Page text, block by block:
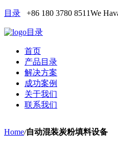
目录 +86 180 3780 8511We
目录
首页
产品目录
解决方案
成功案例
关于我们
联系我们
Home/自动混装炭粉填料设备